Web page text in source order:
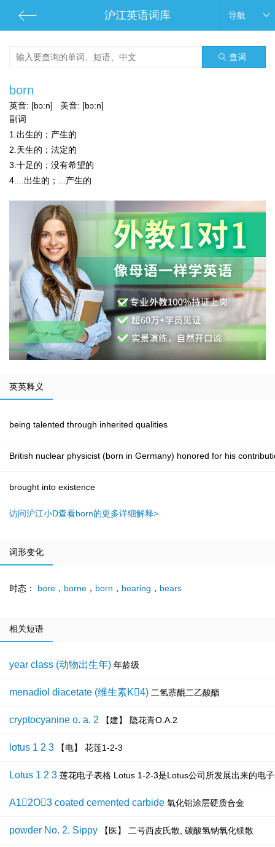
沪江英语词库 导航
查词
born
英音: [bɔ:n] 美音: [bɔ:n]
副词
1.出生的；产生的
2.天生的；法定的
3.十足的；没有希望的
4....出生的；...产生的
英英释义
being talented through inherited qualities
British nuclear physicist (born in Germany) honored for his
brought into existence
访问沪江小D查看born的更多详细解释>
词形变化
时态： bore ， borne ， born ， bearing ， bears
相关短语
year class (动物出生年) 年龄级
menadiol diacetate (维生素K4) 二氢萘醌二乙酸酯
cryptocyanine o. a. 2 【建】 隐花青O.A.2
lotus 1 2 3 【电】 花莲1-2-3
Lotus 1 2 3 莲花电子表格 Lotus 1-2-3是Lotus公司所发展出来的电
A12O3 coated cemented carbide 氧化铝涂层硬质合金
powder No. 2. Sippy 【医】 二号西皮氏散, 碳酸氢钠氧化镁散